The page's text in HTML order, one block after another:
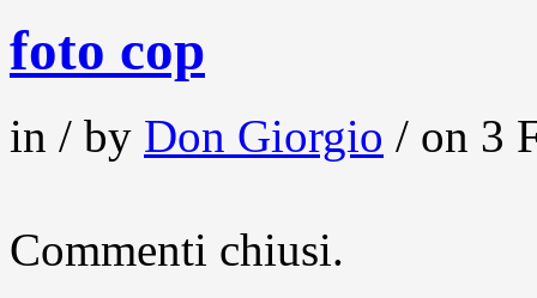
foto cop
in / by Don Giorgio / on 3
Commenti chiusi.